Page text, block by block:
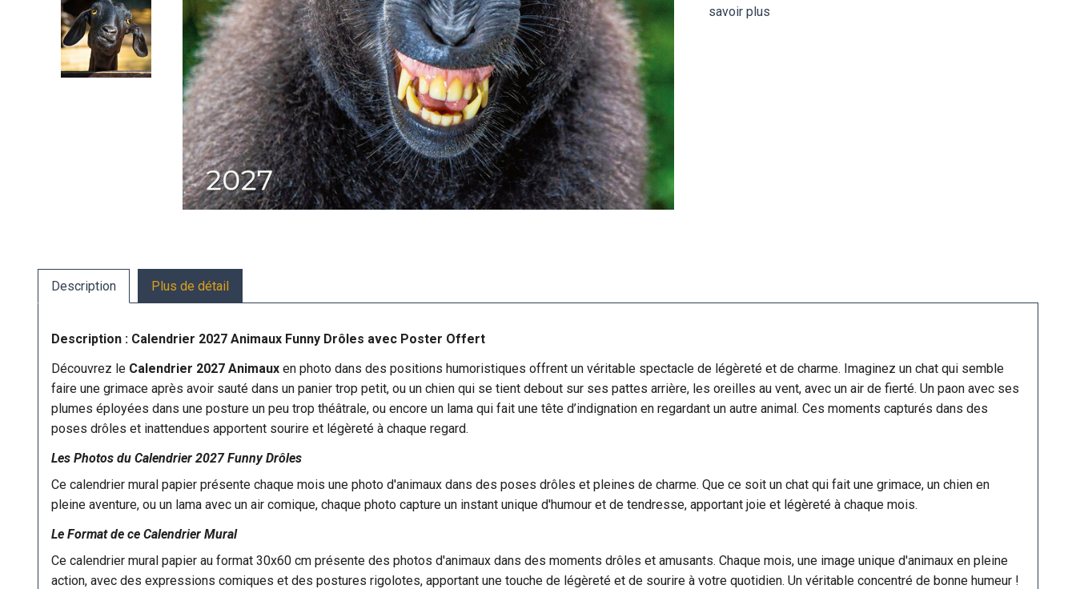
savoir plus
Description Plus de détail
Description : Calendrier 2027 Animaux Funny Drôles avec Poster Offert
Découvrez le Calendrier 2027 Animaux en photo dans des positions humoristiques offrent un véritable spectacle de légèreté et de charme. Imaginez un chat qui semble
faire une grimace après avoir sauté dans un panier trop petit, ou un chien qui se tient debout sur ses pattes arrière, les oreilles au vent, avec un air de fierté. Un paon avec ses
plumes éployées dans une posture un peu trop théâtrale, ou encore un lama qui fait une tête d’indignation en regardant un autre animal. Ces moments capturés dans des
poses drôles et inattendues apportent sourire et légèreté à chaque regard.
Les Photos du Calendrier 2027 Funny Drôles
Ce calendrier mural papier présente chaque mois une photo d'animaux dans des poses drôles et pleines de charme. Que ce soit un chat qui fait une grimace, un chien en
pleine aventure, ou un lama avec un air comique, chaque photo capture un instant unique d'humour et de tendresse, apportant joie et légèreté à chaque mois.
Le Format de ce Calendrier Mural
Ce calendrier mural papier au format 30x60 cm présente des photos d'animaux dans des moments drôles et amusants. Chaque mois, une image unique d'animaux en pleine
action, avec des expressions comiques et des postures rigolotes, apportant une touche de légèreté et de sourire à votre quotidien. Un véritable concentré de bonne humeur !